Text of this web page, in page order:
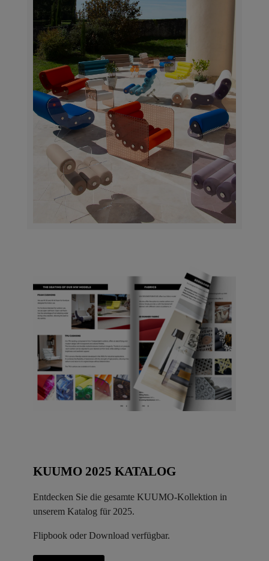
KUUMO 2025 KATALOG
Entdecken Sie die gesamte KUUMO-Kollektion in
unserem Katalog für 2025.
Flipbook oder Download verfügbar.